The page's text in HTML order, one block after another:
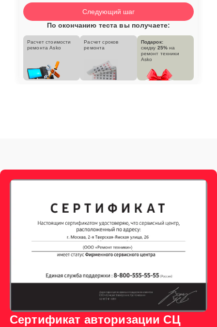
Следующий шаг
По окончанию теста вы получаете:
Расчет стоимости
ремонта Asko
Расчет сроков
ремонта
Подарок:
скидку 25% на
ремонт техники
Asko
Сертификат авторизации СЦ